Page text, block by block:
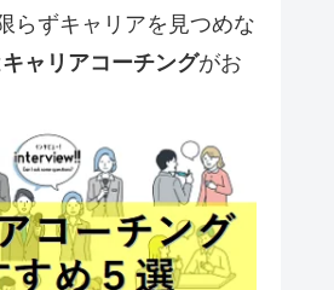
らずキャリアを見つめな
キャリアコーチングがお